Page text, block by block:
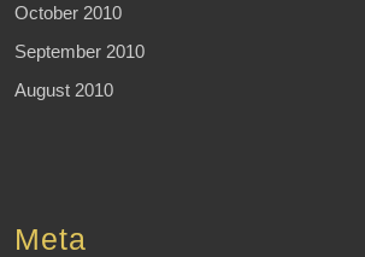
October 2010
September 2010
August 2010
Meta